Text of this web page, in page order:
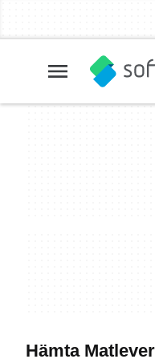
Hämta